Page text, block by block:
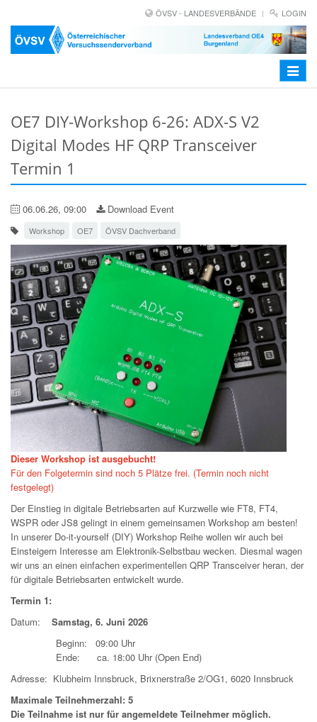
ÖVSV - LANDESVERBÄNDE LOGIN
Toggle
OE7 DIY-Workshop 6-26: ADX-S V2
Digital Modes HF QRP Transceiver
Termin 1
06.06.26, 09:00 Download Event
Workshop OE7 ÖVSV Dachverband
Dieser Workshop ist ausgebucht!
Für den Folgetermin sind noch 5 Plätze frei. (Termin noch nicht
festgelegt)
Der Einstieg in digitale Betriebsarten auf Kurzwelle wie FT8, FT4,
WSPR oder JS8 gelingt in einem gemeinsamen Workshop am besten!
In unserer Do-it-yourself (DIY) Workshop Reihe wollen wir auch bei
Einsteigern Interesse am Elektronik-Selbstbau wecken. Diesmal wagen
wir uns an einen einfachen experimentellen QRP Transceiver heran, der
für digitale Betriebsarten entwickelt wurde.
Termin 1:
Datum: Samstag, 6. Juni 2026
Beginn: 09:00 Uhr
Ende: ca. 18:00 Uhr (Open End)
Adresse: Klubheim Innsbruck, Brixnerstraße 2/OG1, 6020 Innsbruck
Maximale Teilnehmerzahl: 5
Die Teilnahme ist nur für angemeldete Teilnehmer möglich.